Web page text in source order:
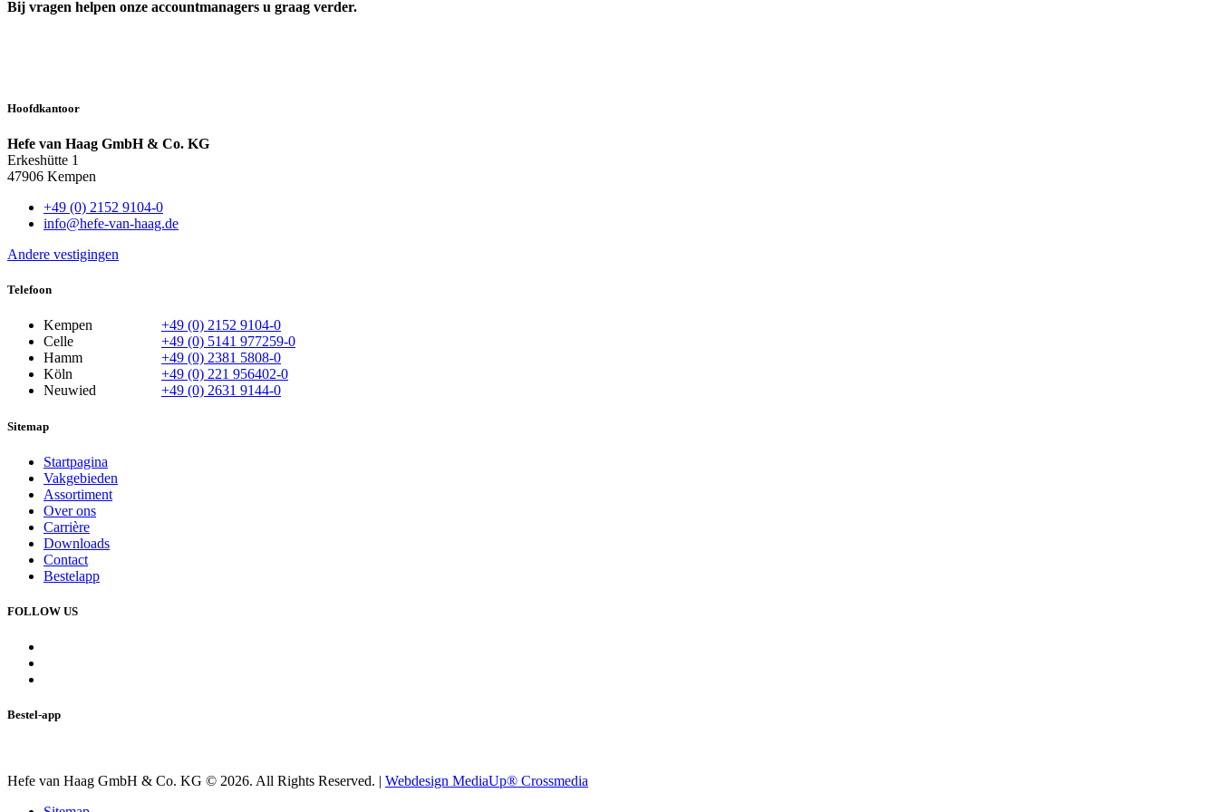
Bij vragen helpen onze accountmanagers u graag verder.
Hoofdkantoor
Hefe van Haag GmbH & Co. KG
Erkeshütte 1
47906 Kempen
+49 (0) 2152 9104-0
info@hefe-van-haag.de
Andere vestigingen
Telefoon
Kempen
+49 (0) 2152 9104-0
Celle
+49 (0) 5141 977259-0
Hamm
+49 (0) 2381 5808-0
Köln
+49 (0) 221 956402-0
Neuwied
+49 (0) 2631 9144-0
Sitemap
Startpagina
Vakgebieden
Assortiment
Over ons
Carrière
Downloads
Contact
Bestelapp
FOLLOW US
Bestel-app
Hefe van Haag GmbH & Co. KG © 2026. All Rights Reserved. | Webdesign MediaUp® Crossmedia